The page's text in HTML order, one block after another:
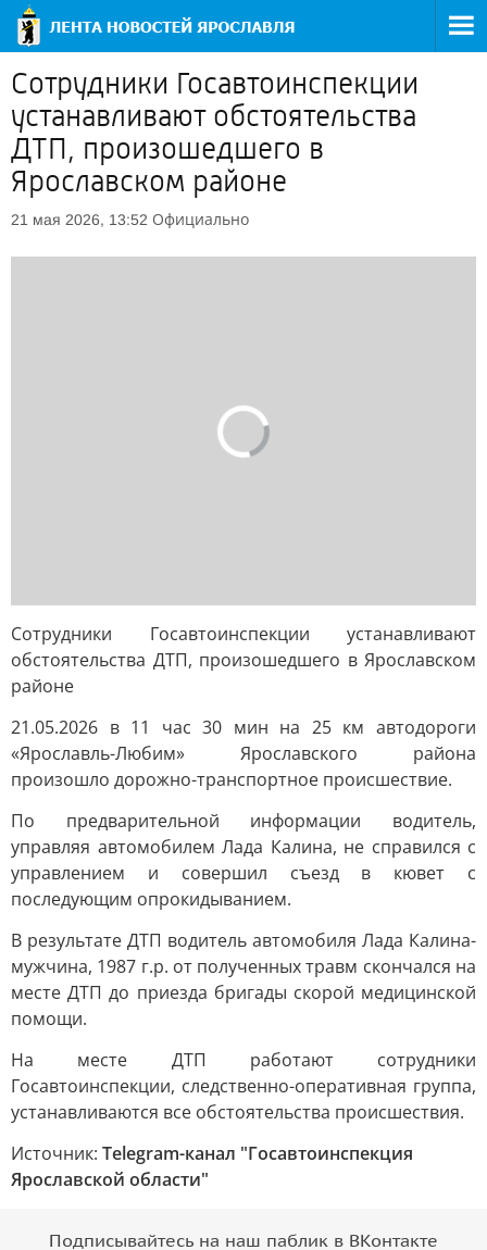
Сотрудники Госавтоинспекции
устанавливают обстоятельства
ДТП, произошедшего в
Ярославском районе
21 мая 2026, 13:52 Официально
Сотрудники Госавтоинспекции устанавливают
обстоятельства ДТП, произошедшего в Ярославском
районе
21.05.2026 в 11 час 30 мин на 25 км автодороги
«Ярославль-Любим» Ярославского района
произошло дорожно-транспортное происшествие.
По предварительной информации водитель,
управляя автомобилем Лада Калина, не справился с
управлением и совершил съезд в кювет с
последующим опрокидыванием.
В результате ДТП водитель автомобиля Лада Калина-
мужчина, 1987 г.р. от полученных травм скончался на
месте ДТП до приезда бригады скорой медицинской
помощи.
На месте ДТП работают сотрудники
Госавтоинспекции, следственно-оперативная группа,
устанавливаются все обстоятельства происшествия.
Источник: Telegram-канал "Госавтоинспекция
Ярославской области"
Подписывайтесь на наш паблик в ВКонтакте